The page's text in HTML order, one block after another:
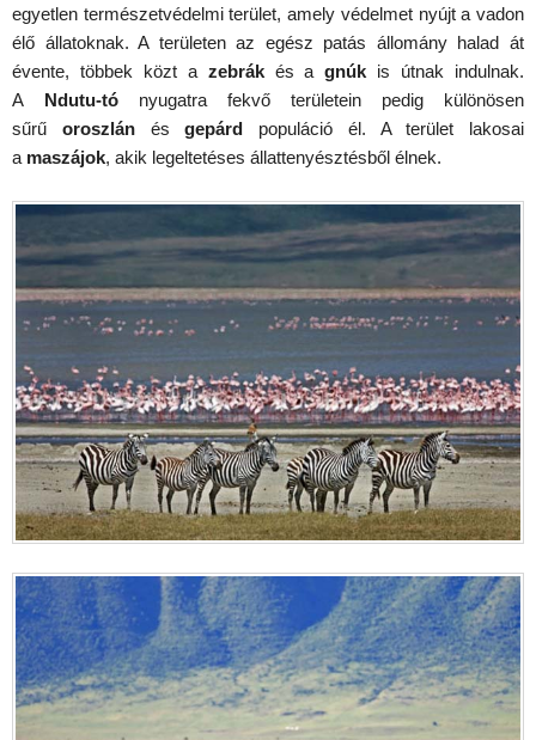
egyetlen természetvédelmi terület, amely védelmet nyújt a vadon
élő állatoknak. A területen az egész patás állomány halad át
évente, többek közt a zebrákés a gnúk is útnak indulnak.
A Ndutu-tó nyugatra fekvő területein pedig különösen
sűrű oroszlánés gepárd populáció él. A terület lakosai
a maszájok, akik legeltetéses állattenyésztésből élnek.